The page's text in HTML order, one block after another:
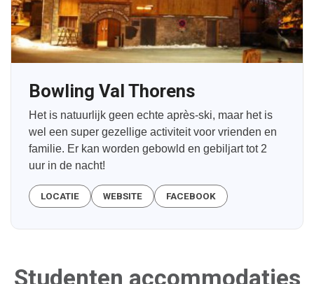
Bowling Val Thorens
Het is natuurlijk geen echte après-ski, maar het is
wel een super gezellige activiteit voor vrienden en
familie. Er kan worden gebowld en gebiljart tot 2
uur in de nacht!
LOCATIE WEBSITE FACEBOOK
Studenten accommodaties